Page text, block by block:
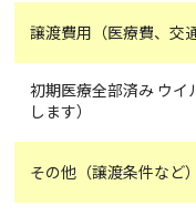
譲渡費用（医療費、交
初期医療全部済み ウイ
します）
その他（譲渡条件など）